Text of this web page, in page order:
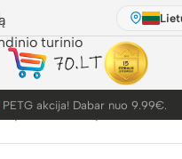
turinio
PETG akcija! Dabar nuo 9.99€.
plastikai/ 3D plastikai /PLA